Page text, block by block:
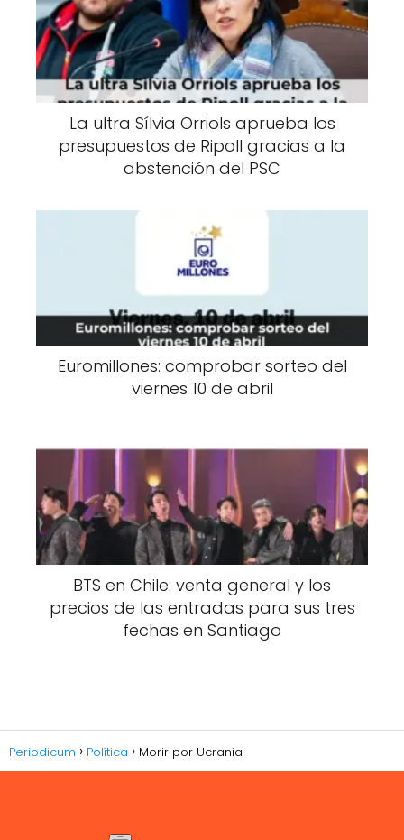
La ultra Sílvia Orriols aprueba los
presupuestos de Ripoll gracias a la
abstención del PSC
Euromillones: comprobar sorteo del
viernes 10 de abril
BTS en Chile: venta general y los
precios de las entradas para sus tres
fechas en Santiago
Periodicum Política Morir por Ucrania